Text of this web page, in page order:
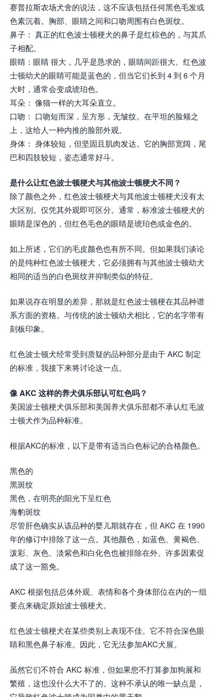
赛普拉斯农场犬舍的说法，这不应该包括任何黑色毛发或
色素沉着。胸部、眼睛之间和口吻周围有白色斑纹。
鼻子： 真正的红色波士顿梗犬的鼻子是红棕色的，与其爪
子相配。
眼睛：眼睛 很大，几乎是恳求的，眼睛间距很大。红色波
士顿幼犬的眼睛可能是蓝色的，但当它们长到 4 到 6 个月
大时，通常会变成琥珀色。
耳朵： 像猫一样的大耳朵直立。
口吻： 口吻短而深，呈方形，无皱纹。在平坦的脸颊之
上，这给人一种内推的脸部外观。
身体： 身体较短，但坚固且肌肉发达。它的胸部宽阔，尾
巴和四肢较短，姿态通常好斗。
是什么让红色波士顿梗犬与其他波士顿梗犬不同？
除了颜色之外，红色波士顿梗犬与其他波士顿梗犬没有太
大区别。仅凭其外观即可区分。通常，标准波士顿梗犬的
眼睛是深色的，但红色毛色的眼睛是琥珀色或金色的。
如上所述，它们的毛皮颜色也有所不同。但如果我们谈论
的是纯种红色波士顿梗犬，它必须拥有与其他波士顿幼犬
相同的适当的白色斑纹并抑制类似的特征。
如果说存在明显的差异，那就是红色波士顿梗在其品种谱
系方面的资格。与传统的波士顿幼犬相比，它的名字带有
刻板印象。
红色波士顿犬经常受到质疑的品种部分是由于 AKC 制定
的标准，我接下来将讨论这一点。
像 AKC 这样的养犬俱乐部认可红色吗？
美国波士顿梗犬俱乐部和美国养犬俱乐部都不承认红毛波
士顿犬作为品种标准。
根据AKC的标准，以下是带有适当白色标记的合格颜色。
黑色的
黑斑纹
黑色，在明亮的阳光下呈红色
海豹斑纹
尽管肝色确实从该品种的婴儿期就存在，但 AKC 在 1990
年的修订中排除了这一点。其他颜色，如蓝色、黄褐色、
泼彩、灰色、淡紫色和白化色也被排除在外。许多因素促
成了这一豁免。
AKC 根据包括总体外观、表情和各个身体部位在内的一组
要点来确定原始波士顿梗犬。
红色波士顿梗犬在某些类别上表现不佳。它不符合深色眼
睛和黑色鼻子标准。因此，它无法参加AKC犬展。
虽然它们不符合 AKC 标准，但如果您不打算参加狗展和
繁殖，这也没什么大不了的。这种不承认的唯一缺点是，